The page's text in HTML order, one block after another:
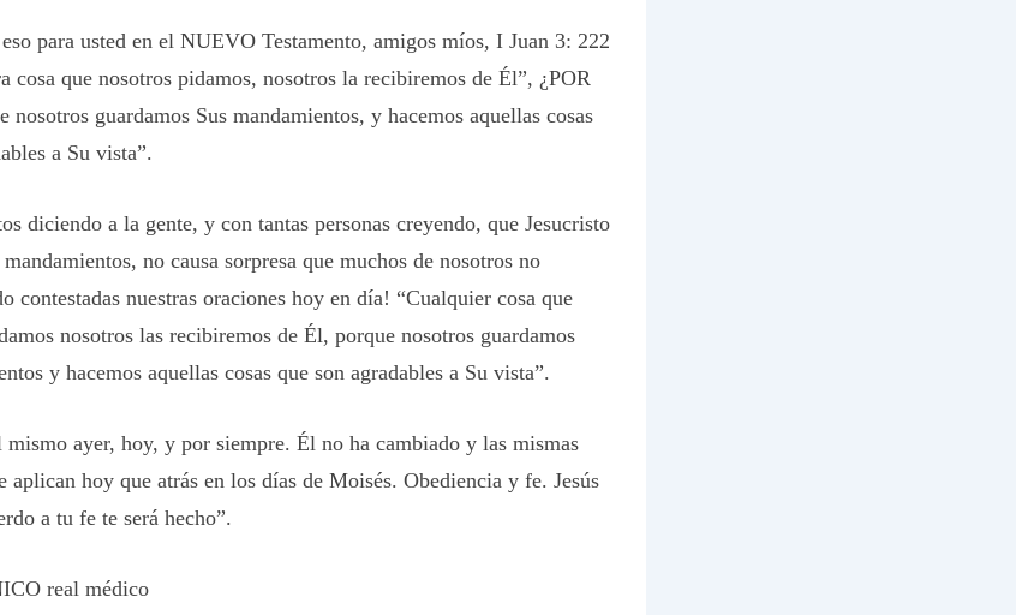
para usted en el NUEVO Testamento, amigos míos, I Juan 3: 222
cosa que nosotros pidamos, nosotros la recibiremos de Él”, ¿POR
nosotros guardamos Sus mandamientos, y hacemos aquellas cosas
a Su vista”.
diciendo a la gente, y con tantas personas creyendo, que Jesucristo
no causa sorpresa que muchos de nosotros no
contestadas nuestras oraciones hoy en día! “Cualquier cosa que
nosotros las recibiremos de Él, porque nosotros guardamos
y hacemos aquellas cosas que son agradables a Su vista”.
ayer, hoy, y por siempre. Él no ha cambiado y las mismas
aplican hoy que atrás en los días de Moisés. Obediencia y fe. Jesús
a tu fe te será hecho”.
real médico